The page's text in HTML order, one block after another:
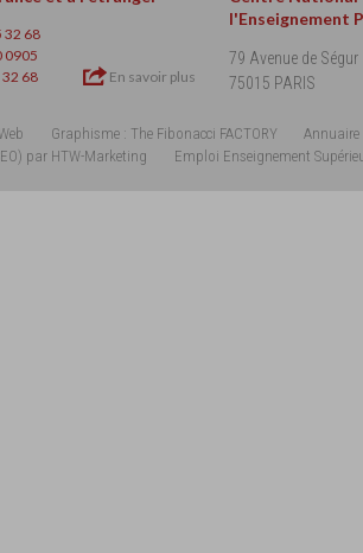
32 68
0905
32 68
En savoir plus
l'Enseignement
79 Avenue de Ségur
75015 PARIS
Graphisme : The Fibonacci FACTORY
Annuaire
par HTW-Marketing
Emploi Enseignement